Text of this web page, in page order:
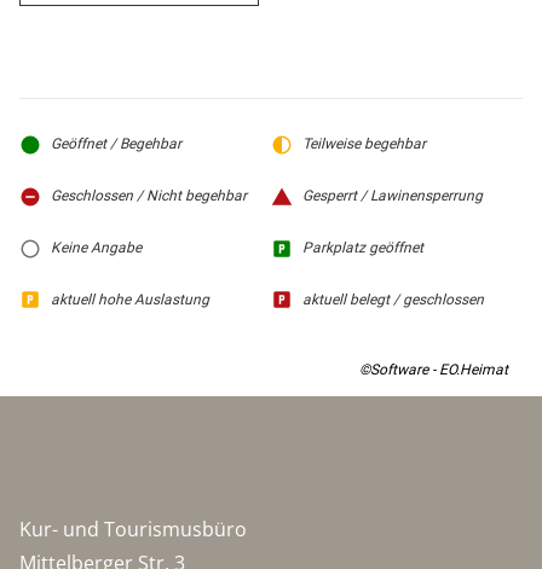
Geöffnet / Begehbar Teilweise begehbar
Geschlossen / Nicht begehbar Gesperrt / Lawinensperrung
Keine Angabe Parkplatz geöffnet
aktuell hohe Auslastung aktuell belegt / geschlossen
©Software - EO.Heimat
Kur- und Tourismusbüro
Mittelberger Str. 3